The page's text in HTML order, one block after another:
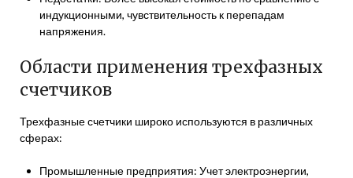
индукционными, чувствительность к перепадам
напряжения.
Области применения трехфазных
счетчиков
Трехфазные счетчики широко используются в различных
сферах:
Промышленные предприятия: Учет электроэнергии,